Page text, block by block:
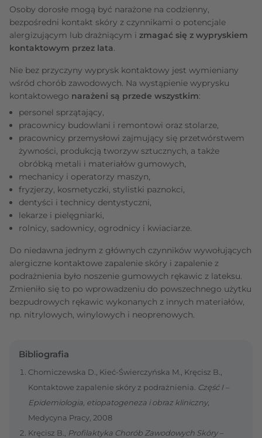
Osoby dorosłe mogą być narażone na codzienny,
bezpośredni kontakt skóry z czynnikami o potencjale
alergizującym lub drażniącym i zmagać się z wypryskiem
kontaktowym przez lata.
Nie bez przyczyny wyprysk kontaktowy jest wymieniany
wśród chorób zawodowych. Na wystąpienie wyprysku
kontaktowego narażeni są przede wszystkim:
personel sprzątający,
pracownicy budowlani i remontowi oraz stolarze,
pracownicy przemysłowi zajmujący się przetwórstwem
żywności, produkcją tworzyw sztucznych, a także
obróbką metali i materiałów gumowych,
mechanicy i operatorzy maszyn,
fryzjerzy, kosmetyczki, stylistki paznokci,
dentyści i technicy dentystyczni,
lekarze i pielęgniarki,
rolnicy, sadownicy, ogrodnicy i kwiaciarze.
Do niedawna jednym z głównych czynników wywołujących
alergiczne kontaktowe zapalenie skóry i zapalenie z
podrażnienia było noszenie gumowych rękawic z lateksu.
Zmieniło się to po wprowadzeniu do powszechnego użytku
bezpudrowych rękawic wykonanych z innych materiałów,
np. nitrylowych, winylowych i neoprenowych.
Bibliografia
Chomiczewska D., Kieć-Świerczyńska M., Kręcisz B.,
Kontaktowe zapalenie skóry z podrażnienia. Część I –
Epidemiologia, etiopatogeneza i obraz kliniczny,
Medycyna Pracy, 2008
Kręcisz B.,
Profilaktyka Chorób Zawodowych Skóry –